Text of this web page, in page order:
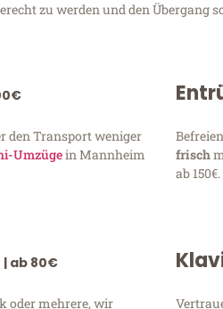
zu werden und den Übergang
den Transport weniger
Umzügein Mannheim
frisch
ab 150€.
| ab 80€
oder mehrere, wir